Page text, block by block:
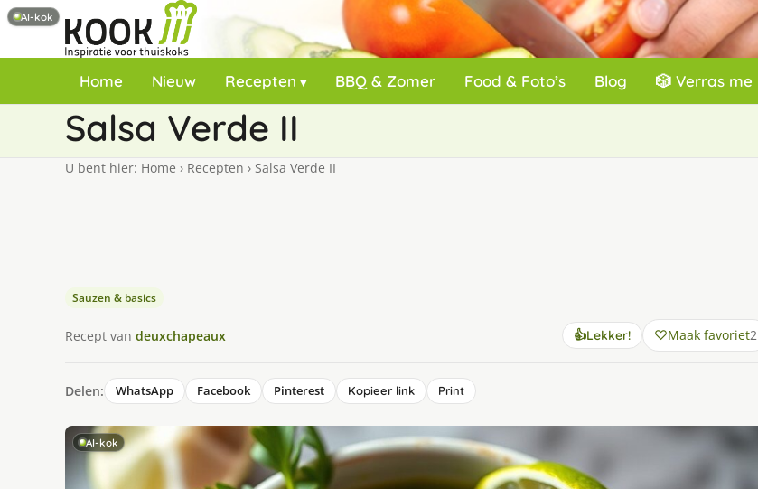
Home Nieuw Recepten BBQ & Zomer Food & Foto’s Blog 🎲 Verras me
Salsa Verde II
U bent hier: Home › Recepten › Salsa Verde II
Sauzen & basics
Recept van deuxchapeaux 👍Lekker! Maak favoriet2
Delen: WhatsApp Facebook Pinterest Kopieer link Print
AI-kok
AI-kok